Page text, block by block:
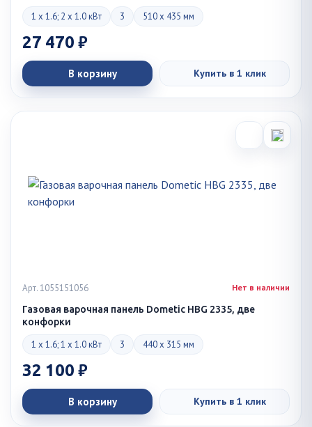
1 x 1.6; 2 x 1.0 кВт 3 510 x 435 мм
27 470 ₽
В корзину Купить в 1 клик
Арт. 1055151056 Нет в наличии
Газовая варочная панель Dometic HBG 2335, две
конфорки
1 x 1.6; 1 x 1.0 кВт 3 440 x 315 мм
32 100 ₽
В корзину Купить в 1 клик